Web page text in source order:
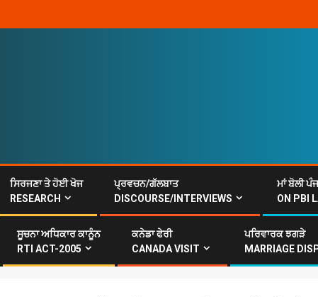
ਸਿਰਜਣਾ ਤੇ ਹੋਈ ਖੋਜ
RESEARCH
ਪ੍ਰਵਚਨ/ਗੱਲਬਾਤ
DISCOURSE/INTERVIEWS
ਮਾਂ ਬੋਲੀ
ON PBI
ਸੂਚਨਾ ਅਧਿਕਾਰ ਕਾਨੂੰਨ
RTI ACT-2005
ਕਨੇਡਾ ਫੇਰੀ
CANADA VISIT
ਪਰਿਵਾਰਕ ਝਗੜੇ
MARRIAGE